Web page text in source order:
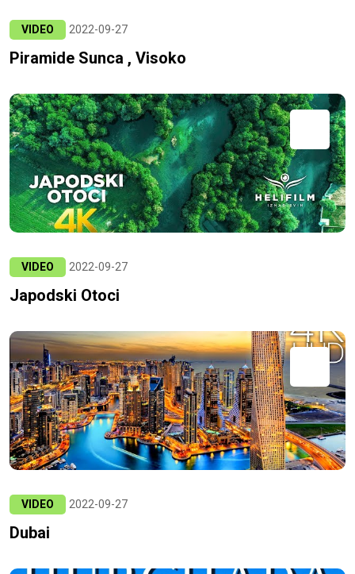
VIDEO 2022-09-27
Piramide Sunca , Visoko
VIDEO 2022-09-27
Japodski Otoci
VIDEO 2022-09-27
Dubai